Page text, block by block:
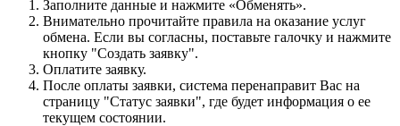
Заполните данные и нажмите «Обменять».
Внимательно прочитайте правила на оказание услуг
обмена. Если вы согласны, поставьте галочку и нажмите
кнопку "Создать заявку".
Оплатите заявку.
После оплаты заявки, система перенаправит Вас на
страницу "Статус заявки", где будет информация о ее
текущем состоянии.